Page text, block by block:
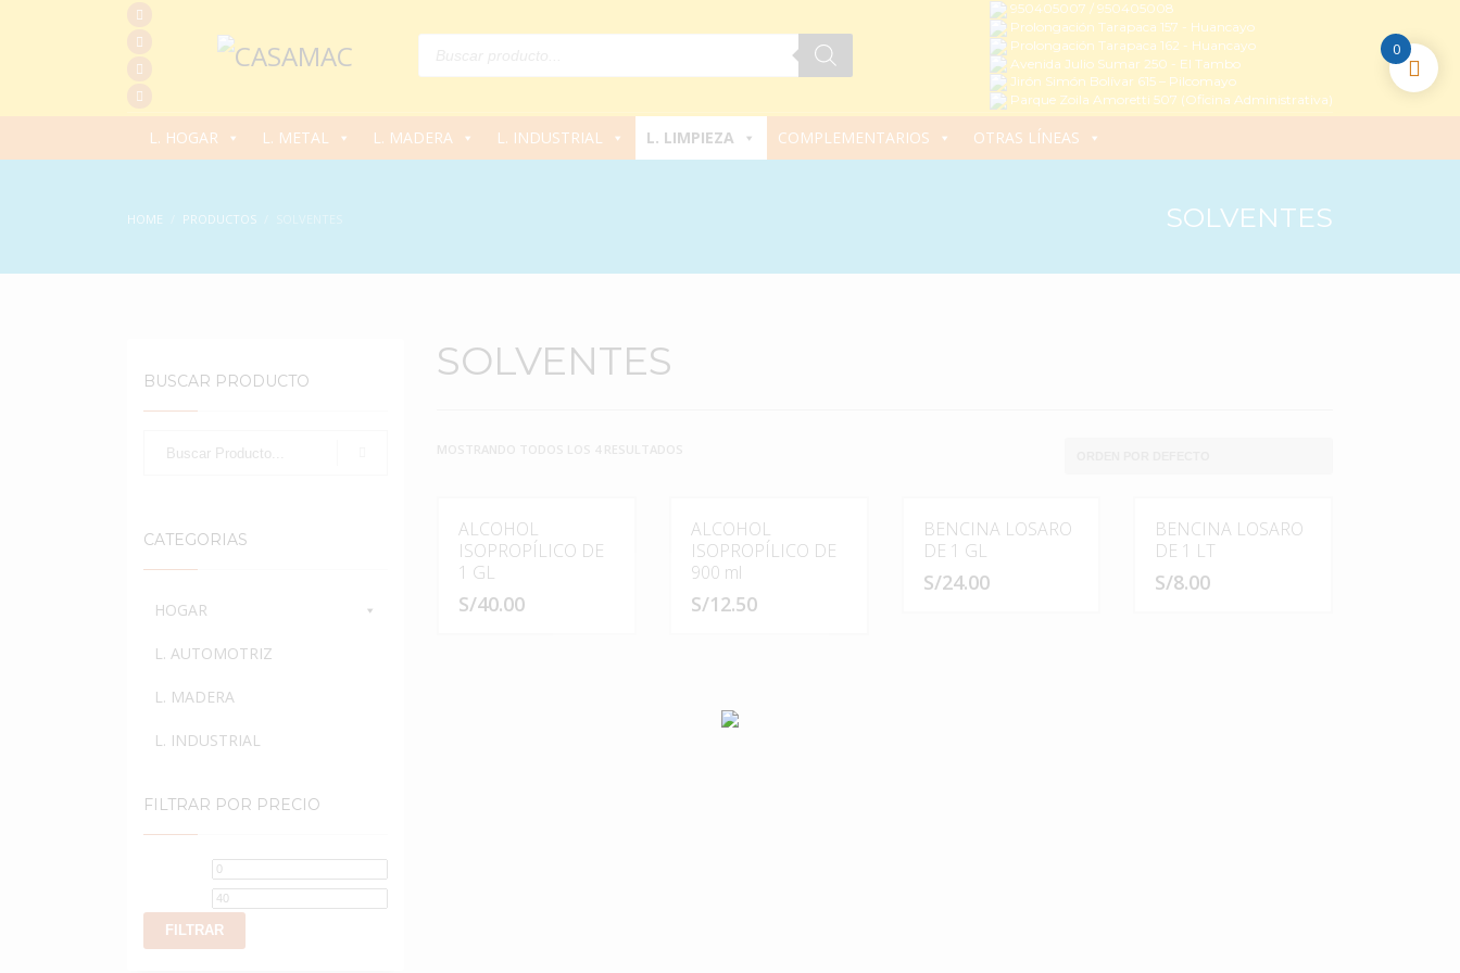
Products
950405007 / 950405008
Prolongación Tarapaca 157 - Huancayo
Prolongación Tarapaca 162 - Huancayo
Avenida Julio Sumar 250 - El Tambo
Jirón Simón Bolívar 615 – Pilcomayo
Parque Zoila Amoretti 507 (Oficina Administrativa)
L. HOGAR L. METAL L. MADERA L. INDUSTRIAL L. LIMPIEZA COMPLEMENTARIOS OTRAS LÍNEAS
HOME PRODUCTOS SOLVENTES
SOLVENTES
ALCOHOL
ISOPROPÍLICO DE
1 GL
S/40.00
ALCOHOL
ISOPROPÍLICO DE
900 ml
S/12.50
BENCINA LOSARO
DE 1 GL
S/24.00
BENCINA LOSARO
DE 1 LT
S/8.00
BUSCAR PRODUCTO
CATEGORIAS
HOGAR
L. AUTOMOTRIZ
L. MADERA
L. INDUSTRIAL
FILTRAR POR PRECIO
Precio
mínimo
FILTRAR
0